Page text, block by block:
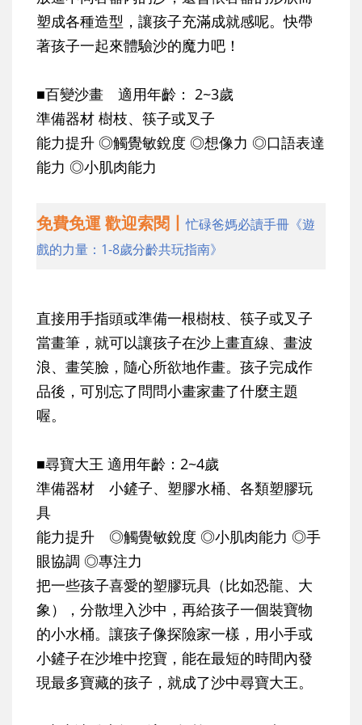
塑成各種造型，讓孩子充滿成就感呢。快帶
著孩子一起來體驗沙的魔力吧！
■百變沙畫 適用年齡： 2~3歲
準備器材 樹枝、筷子或叉子
能力提升 ◎觸覺敏銳度 ◎想像力 ◎口語表達
能力 ◎小肌肉能力
免費免運 歡迎索閱丨忙碌爸媽必讀手冊《遊
戲的力量：1-8歲分齡共玩指南》
直接用手指頭或準備一根樹枝、筷子或叉子
當畫筆，就可以讓孩子在沙上畫直線、畫波
浪、畫笑臉，隨心所欲地作畫。孩子完成作
品後，可別忘了問問小畫家畫了什麼主題
喔。
■尋寶大王 適用年齡：2~4歲
準備器材 小鏟子、塑膠水桶、各類塑膠玩
具
能力提升 ◎觸覺敏銳度 ◎小肌肉能力 ◎手
眼協調 ◎專注力
把一些孩子喜愛的塑膠玩具（比如恐龍、大
象），分散埋入沙中，再給孩子一個裝寶物
的小水桶。讓孩子像探險家一樣，用小手或
小鏟子在沙堆中挖寶，能在最短的時間內發
現最多寶藏的孩子，就成了沙中尋寶大王。